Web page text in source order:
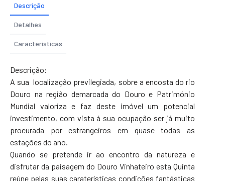
Descrição
Detalhes
Características
Descrição:
A sua localização previlegiada, sobre a encosta do rio
Douro na região demarcada do Douro e Património
Mundial valoriza e faz deste imóvel um potencial
investimento, com vista á sua ocupação ser já muito
procurada por estrangeiros em quase todas as
estações do ano.
Quando se pretende ir ao encontro da natureza e
disfrutar da paisagem do Douro Vinhateiro esta Quinta
reúne pelas suas caraterísticas condições fantásticas